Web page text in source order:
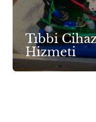
Tıbbi
Hizmeti